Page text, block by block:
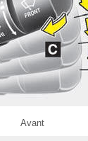
Avant